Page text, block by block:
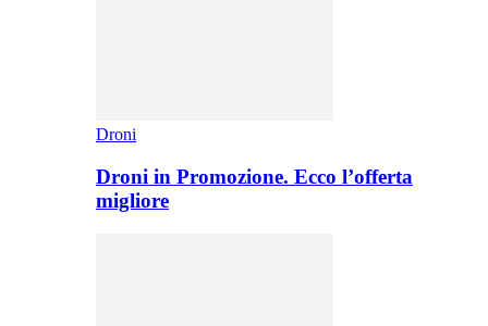
Droni
Droni in Promozione. Ecco l’offerta
migliore